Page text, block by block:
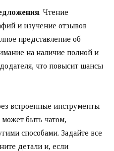
. Чтение
и изучение отзывов
представление об
на наличие полной и
что повысит шансы
встроенные инструменты
быть чатом,
способами. Задайте все
детали и, если